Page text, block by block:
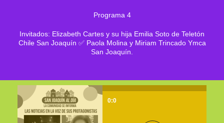
Programa 4
Invitados: Elizabeth Cartes y su hija Emilia Soto de Teletón
Chile San Joaquín ✅ Paola Molina y Miriam Trincado Ymca
San Joaquín.
0:0